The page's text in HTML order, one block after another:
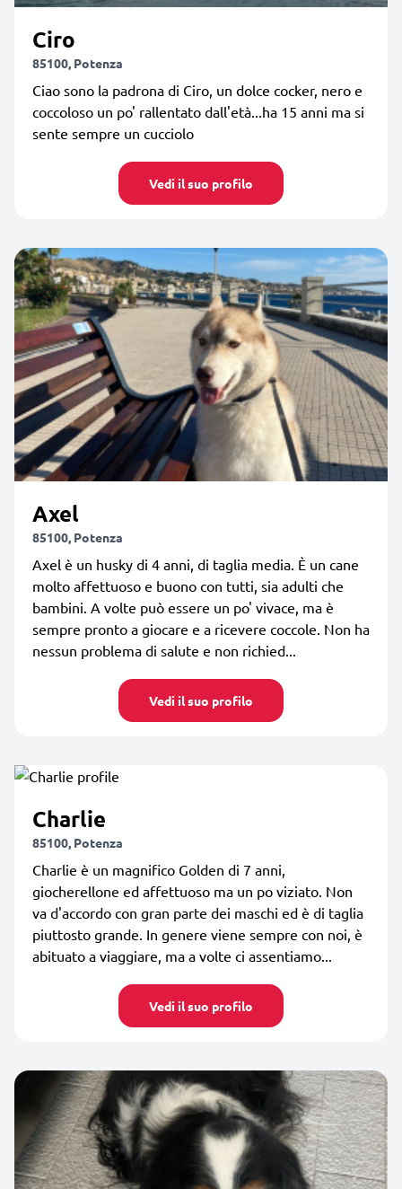
Ciro
85100, Potenza
Ciao sono la padrona di Ciro, un dolce cocker, nero e
coccoloso un po' rallentato dall'età...ha 15 anni ma si
sente sempre un cucciolo
Vedi il suo profilo
Axel
85100, Potenza
Axel è un husky di 4 anni, di taglia media. È un cane
molto affettuoso e buono con tutti, sia adulti che
bambini. A volte può essere un po' vivace, ma è
sempre pronto a giocare e a ricevere coccole. Non ha
nessun problema di salute e non richied...
Vedi il suo profilo
Charlie
85100, Potenza
Charlie è un magnifico Golden di 7 anni,
giocherellone ed affettuoso ma un po viziato. Non
va d'accordo con gran parte dei maschi ed è di taglia
piuttosto grande. In genere viene sempre con noi, è
abituato a viaggiare, ma a volte ci assentiamo...
Vedi il suo profilo